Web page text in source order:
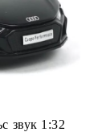
звук 1:32